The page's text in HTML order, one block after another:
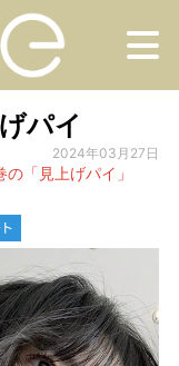
パイ
2024年03月27日
「見上げパイ」